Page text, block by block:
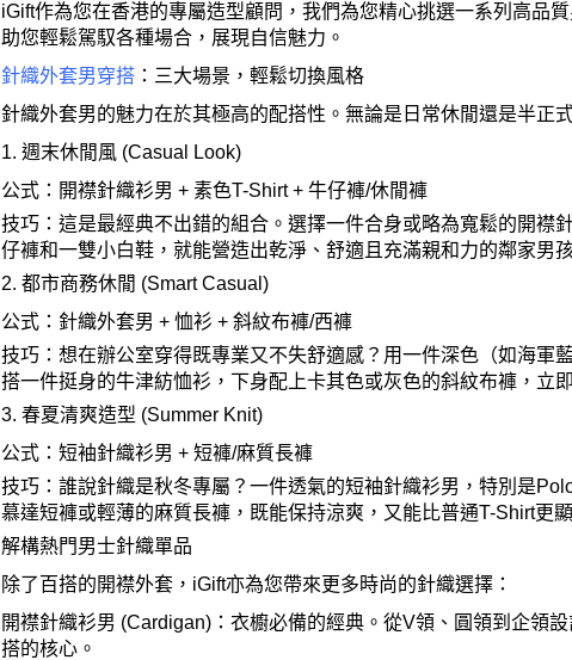
iGift作為您在香港的專屬造型顧問，我們為您精心挑選一系列高品
助您輕鬆駕馭各種場合，展現自信魅力。
針織外套男穿搭：三大場景，輕鬆切換風格
針織外套男的魅力在於其極高的配搭性。無論是日常休閒還是半正
1. 週末休閒風(Casual Look)
公式：開襟針織衫男 + 素色T-Shirt + 牛仔褲/休閒褲
技巧 ：這是最經典不出錯的組合。選擇一件合身或略為寬鬆的開襟
仔褲和一雙小白鞋，就能營造出乾淨、舒適且充滿親和力的鄰家男
2. 都市商務休閒 (Smart Casual)
公式：針織外套男 + 恤衫 + 斜紋布褲/西褲
技巧 ：想在辦公室穿得既專業又不失舒適感？用一件深色（如海
搭一件挺身的牛津紡恤衫，下身配上卡其色或灰色的斜紋布褲，立
3. 春夏清爽造型 (Summer Knit)
公式：短袖針織衫男 + 短褲/麻質長褲
技巧 ：誰說針織是秋冬專屬？一件透氣的短袖針織衫男，特別是
慕達短褲或輕薄的麻質長褲，既能保持涼爽，又能比普通T-Shirt更
解構熱門男士針織單品
除了百搭的開襟外套， iGift亦為您帶來更多時尚的針織選擇：
開襟針織衫男 (Cardigan)：衣櫥必備的經典。從V領、圓領到企領
搭的核心。